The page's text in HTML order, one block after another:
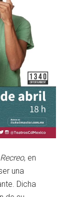
Recreo, en
una
Dicha